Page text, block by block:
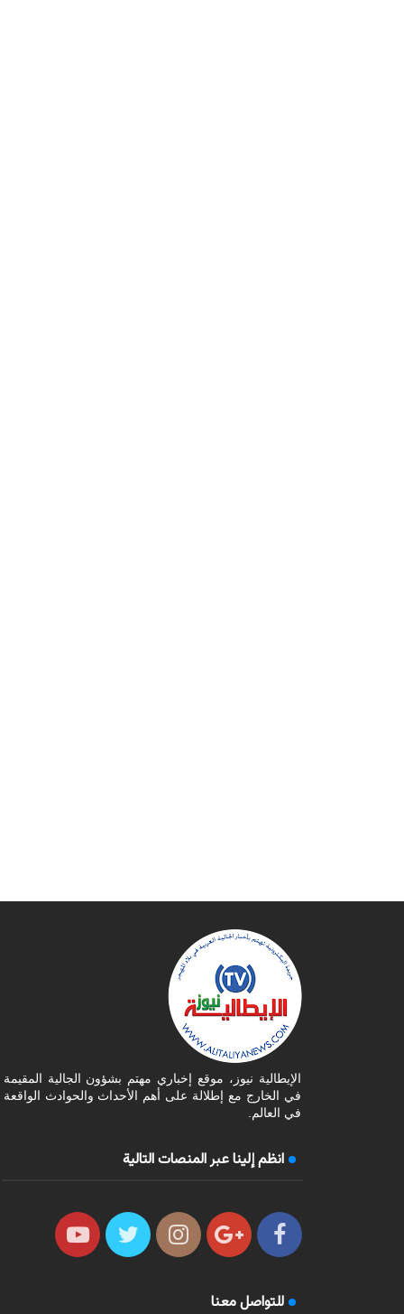
الإيطالية نيوز، موقع إخباري مهتم بشؤون الجالية المقيمة
في الخارج مع إطلالة على أهم الأحداث والحوادث الواقعة
في العالم.
انظم إلينا عبر المنصات التالية
للتواصل معنا